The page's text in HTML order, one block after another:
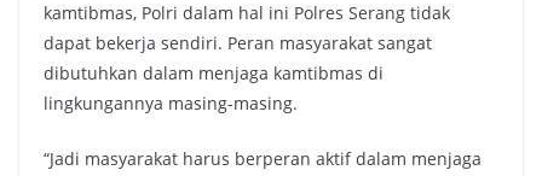
kamtibmas, Polri dalam hal ini Polres Serang tidak
dapat bekerja sendiri. Peran masyarakat sangat
dibutuhkan dalam menjaga kamtibmas di
lingkungannya masing-masing.
“Jadi masyarakat harus berperan aktif dalam menjaga